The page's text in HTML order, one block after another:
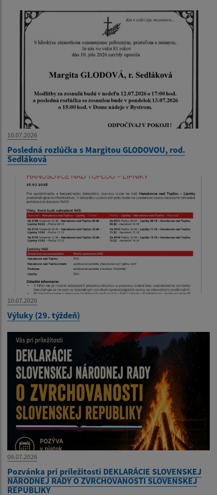
10.07.2026
Posledná rozlúčka s Margitou GLODOVOU, rod.
Sedláková
10.07.2026
Výluky (29. týždeň)
09.07.2026
Pozvánka pri príležitosti DEKLARÁCIE SLOVENSKEJ
NÁRODNEJ RADY O ZVRCHOVANOSTI SLOVENSKEJ
REPUBLIKY